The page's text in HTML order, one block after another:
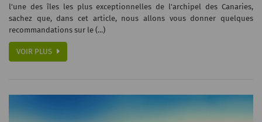
l'une des îles les plus exceptionnelles de l'archipel des Canaries,
sachez que, dans cet article, nous allons vous donner quelques
recommandations sur le (...)
VOIR PLUS